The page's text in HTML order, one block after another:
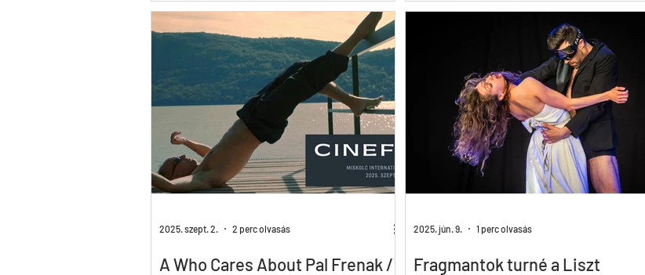
keretei között megvalósuló iskolai
mozgásművészeti programunkról és a
süketnémák jelbeszédéről a művészetben.
amerikai–magyar dokumentumfilm New
York, Berlin, Isztambul és a spanyolországi
Girona után újabb köröket tesz a világban, ő
maga Mundruczó Kornél készülő filmjében
kapott szerepet, társulatával pedig már a
májusi bemutatójukra készül. Elfoglaltsága
miatt csak a New York-i bemutatóra
utazhatott volna el, ottani jelenlétét
azonban nem tudta sínre tenni a ki
A Who Cares About Pal Frenak /
2025. szept. 2. 2 perc olvasás
Fragmantok turné a Liszt
2025. jún. 9. 1 perc olvasás